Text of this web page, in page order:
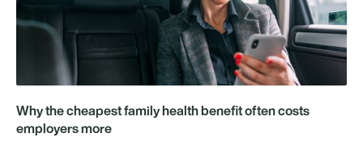
Why the cheapest family health benefit often costs
employers more